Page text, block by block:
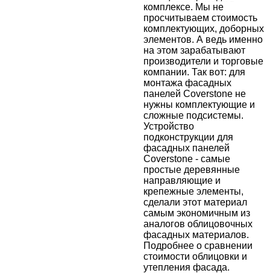
комплексе. Мы не
просчитываем стоимость
комплектующих, доборных
элементов. А ведь именно
на этом зарабатывают
производители и торговые
компании. Так вот: для
монтажа фасадных
панелей Coverstone не
нужны комплектующие и
сложные подсистемы.
Устройство
подконструкции для
фасадных панелей
Coverstone - самые
простые деревянные
направляющие и
крепежные элементы,
сделали этот материал
самым экономичным из
аналогов облицовочных
фасадных материалов.
Подробнее о сравнении
стоимости облицовки и
утепления фасада.